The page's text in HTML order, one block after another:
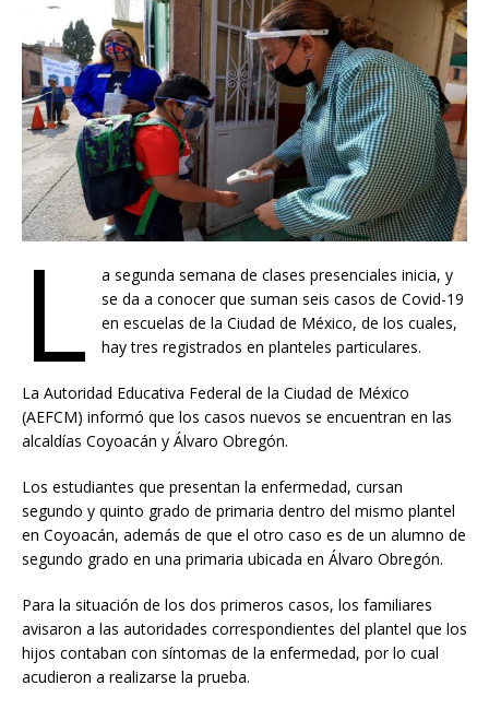
L
a segunda semana de clases presenciales inicia, y
se da a conocer que suman seis casos de Covid-19
en escuelas de la Ciudad de México, de los cuales,
hay tres registrados en planteles particulares.
La Autoridad Educativa Federal de la Ciudad de México
(AEFCM) informó que los casos nuevos se encuentran en las
alcaldías Coyoacán y Álvaro Obregón.
Los estudiantes que presentan la enfermedad, cursan
segundo y quinto grado de primaria dentro del mismo plantel
en Coyoacán, además de que el otro caso es de un alumno de
segundo grado en una primaria ubicada en Álvaro Obregón.
Para la situación de los dos primeros casos, los familiares
avisaron a las autoridades correspondientes del plantel que los
hijos contaban con síntomas de la enfermedad, por lo cual
acudieron a realizarse la prueba.